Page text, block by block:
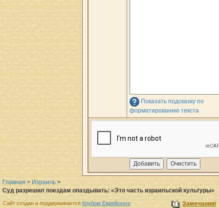
Показать подсказку по
форматированию текста
Главная > Израиль >
Суд разрешил поездам опаздывать: «Это часть израильской культуры»
Замечания/
Сайт создан и поддерживается Клубом Еврейского